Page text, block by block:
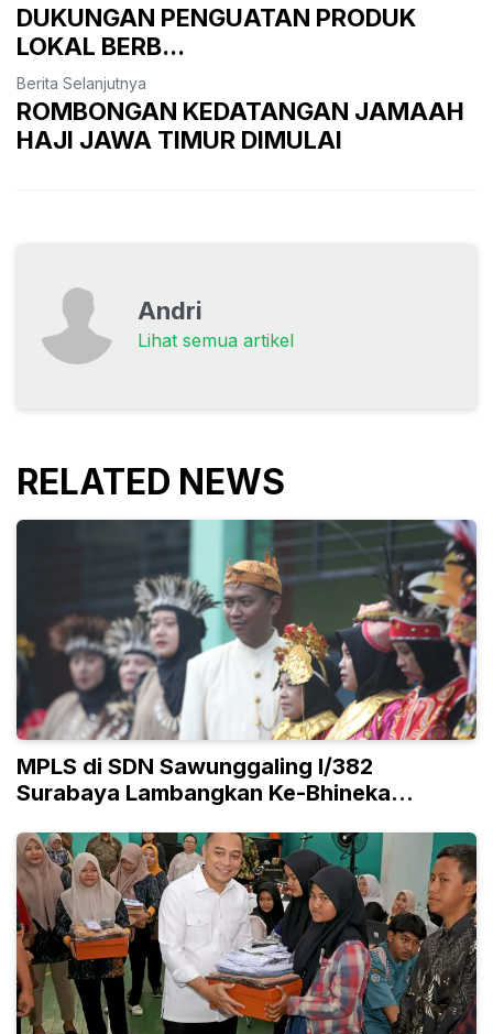
DUKUNGAN PENGUATAN PRODUK
LOKAL BERB...
Berita Selanjutnya
ROMBONGAN KEDATANGAN JAMAAH
HAJI JAWA TIMUR DIMULAI
Andri
Lihat semua artikel
RELATED NEWS
MPLS di SDN Sawunggaling I/382
Surabaya Lambangkan Ke-Bhineka